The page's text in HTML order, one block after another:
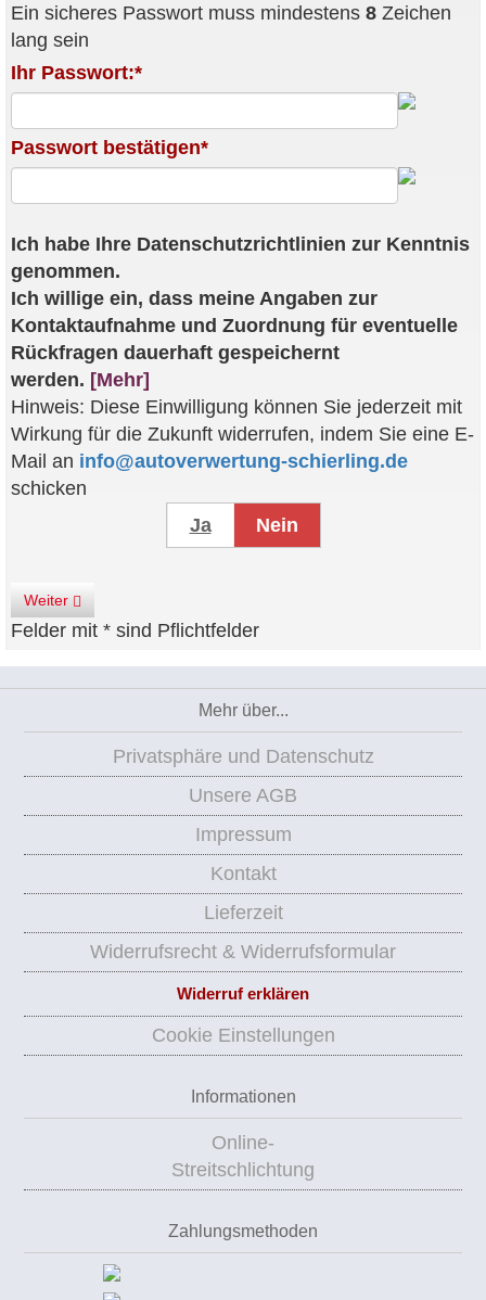
Ein sicheres Passwort muss mindestens 8 Zeichen
lang sein
Ihr Passwort:*
Passwort bestätigen*
Ich habe Ihre Datenschutzrichtlinien zur Kenntnis
genommen.
Ich willige ein, dass meine Angaben zur
Kontaktaufnahme und Zuordnung für eventuelle
Rückfragen dauerhaft gespeichernt
werden. [Mehr]
Hinweis: Diese Einwilligung können Sie jederzeit mit
Wirkung für die Zukunft widerrufen, indem Sie eine E-
Mail an info@autoverwertung-schierling.de
schicken
Ja
Nein
Weiter
Felder mit * sind Pflichtfelder
Mehr über...
Privatsphäre und Datenschutz
Unsere AGB
Impressum
Kontakt
Lieferzeit
Widerrufsrecht & Widerrufsformular
Widerruf erklären
Cookie Einstellungen
Informationen
Online-
Streitschlichtung
Zahlungsmethoden